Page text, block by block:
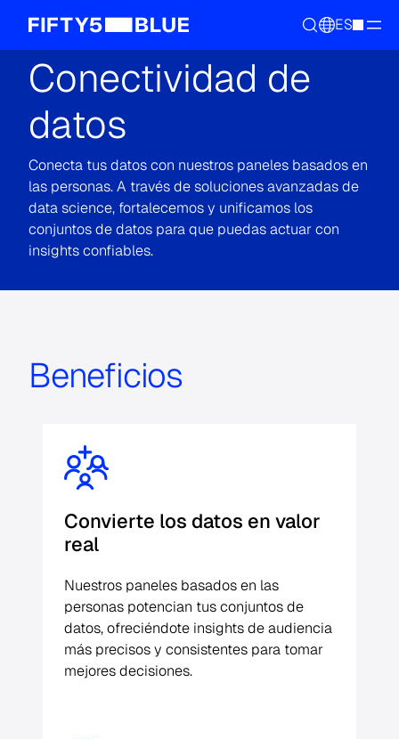
ES
Medición de audiencias y insights
Conectividad de
datos
Conecta tus datos con nuestros paneles basados en
las personas. A través de soluciones avanzadas de
data science, fortalecemos y unificamos los
conjuntos de datos para que puedas actuar con
insights confiables.
Beneficios
Convierte los datos en valor
real
Nuestros paneles basados en las
personas potencian tus conjuntos de
datos, ofreciéndote insights de audiencia
más precisos y consistentes para tomar
mejores decisiones.